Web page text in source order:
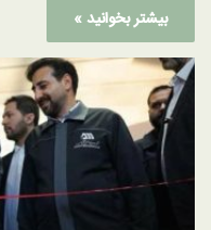
بیشتر بخوانید »